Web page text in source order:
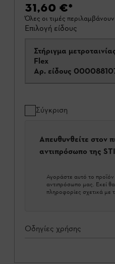
31,60 €*
Όλες οι τιμές
Επιλογή είδους
Στήριγμα
Flex
Αρ. είδους
Σύγκριση
Απευθυνθείτε στον
αντιπρόσωπο της
Αγοράστε αυτό το προϊόν
αντιπρόσωπο μας. Εκεί
πληροφορίες σχετικά με
Οδηγίες χρήσης